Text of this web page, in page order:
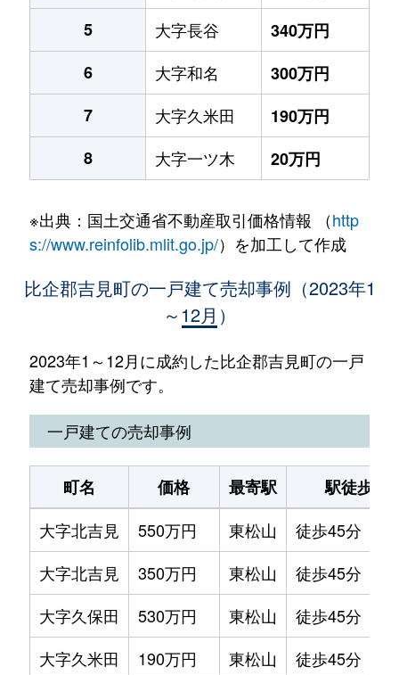
5
大字長谷
340万円
6
大字和名
300万円
7
大字久米田
190万円
8
大字一ツ木 20万円
※出典：国土交通省不動産取引価格情報 （http
s://www.reinfolib.mlit.go.jp/）を加工して作成
比企郡吉見町の一戸建て売却事例（2023年1
～12月）
2023年1～12月に成約した比企郡吉見町の一戸
建て売却事例です。
一戸建ての売却事例
町名 価格 最寄駅
駅徒歩
大字北吉見
550万円 東松山
徒歩45分
大字北吉見
350万円 東松山
徒歩45分
大字久保田
530万円 東松山
徒歩45分
大字久米田
190万円 東松山
徒歩45分